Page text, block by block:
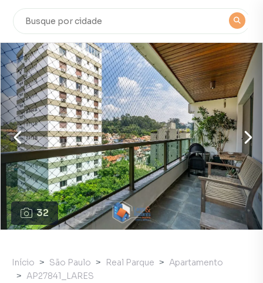
32
Início São Paulo Real Parque
Apartamento
AP27841_LARES